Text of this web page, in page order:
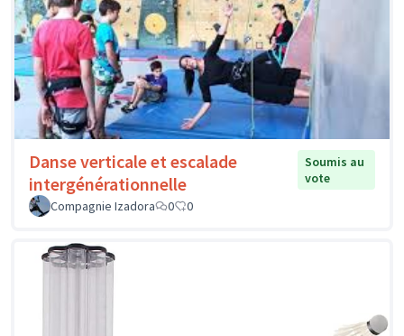
Danse verticale et escalade
intergénérationnelle
Soumis au
vote
Compagnie Izadora
0 0